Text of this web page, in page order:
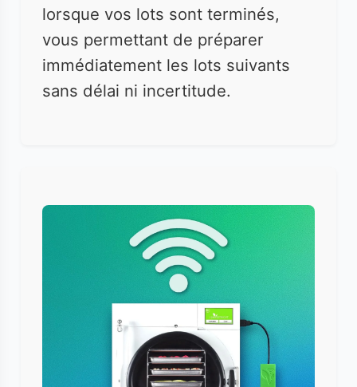
lorsque vos lots sont terminés,
vous permettant de préparer
immédiatement les lots suivants
sans délai ni incertitude.